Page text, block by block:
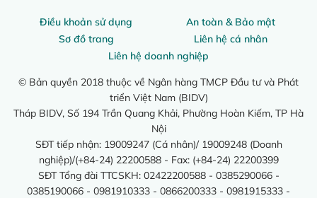
Điều khoản sử dụng
An toàn & Bảo mật
Sơ đồ trang
Liên hệ cá nhân
Liên hệ doanh nghiệp
© Bản quyền 2018 thuộc về Ngân hàng TMCP Đầu tư và Phát
triển Việt Nam (BIDV)
Tháp BIDV, Số 194 Trần Quang Khải, Phường Hoàn Kiếm, TP Hà
Nội
SĐT tiếp nhận: 19009247 (Cá nhân)/ 19009248 (Doanh
nghiệp)/(+84-24) 22200588 - Fax: (+84-24) 22200399
SĐT Tổng đài TTCSKH: 02422200588 - 0385290066 -
0385190066 - 0981910333 - 0866200333 - 0981915333 -